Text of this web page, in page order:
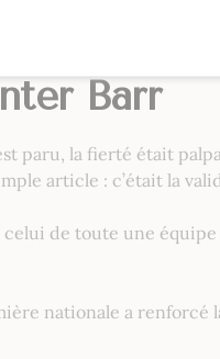
de
Barr
paru, la fierté était
article : c’était la
celui de toute une
nationale a renforcé